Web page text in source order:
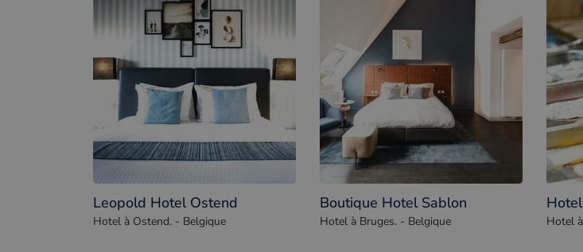
Leopold Hotel Ostend
Hotel à Ostend. - Belgique
Boutique Hotel Sablon
Hotel à Bruges. - Belgique Hotel